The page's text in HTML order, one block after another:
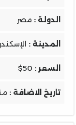
الدولة : مصر
المدينة :
السعر : $50
تاريخ الاضافة : منذ 2